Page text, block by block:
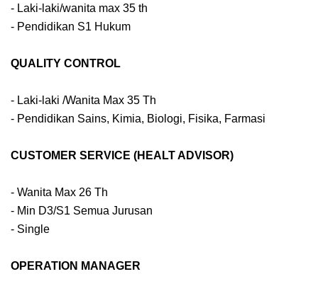
- Laki-laki/wanita max 35 th
- Pendidikan S1 Hukum
QUALITY CONTROL
- Laki-laki /Wanita Max 35 Th
- Pendidikan Sains, Kimia, Biologi, Fisika, Farmasi
CUSTOMER SERVICE (HEALT ADVISOR)
- Wanita Max 26 Th
- Min D3/S1 Semua Jurusan
- Single
OPERATION MANAGER